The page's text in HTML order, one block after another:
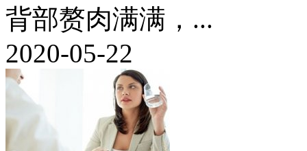
背部赘肉满满，...
2020-05-22